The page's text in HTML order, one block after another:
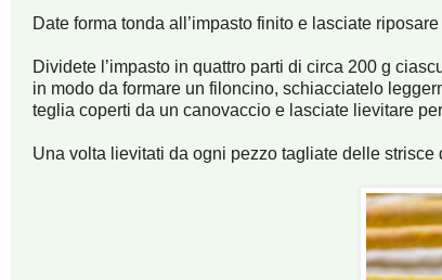
Date forma tonda all’impasto finito e lasciate
Dividete l’impasto in quattro parti di circa 200 g
in modo da formare un filoncino, schiacciatelo
teglia coperti da un canovaccio e lasciate lievitare
Una volta lievitati da ogni pezzo tagliate delle